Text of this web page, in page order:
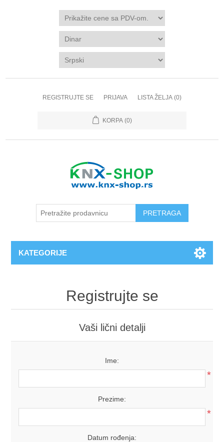
REGISTRUJTE SE PRIJAVA LISTA ŽELJA (0)
KORPA (0)
KATEGORIJE
Registrujte se
Vaši lični detalji
Ime:
*
Prezime:
*
Datum rođenja: